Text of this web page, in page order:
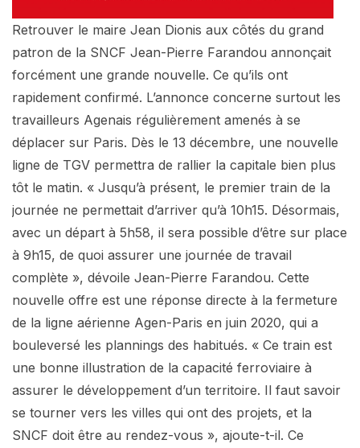
Retrouver le maire Jean Dionis aux côtés du grand
patron de la SNCF Jean-Pierre Farandou annonçait
forcément une grande nouvelle. Ce qu’ils ont
rapidement confirmé. L’annonce concerne surtout les
travailleurs Agenais régulièrement amenés à se
déplacer sur Paris. Dès le 13 décembre, une nouvelle
ligne de TGV permettra de rallier la capitale bien plus
tôt le matin. « Jusqu’à présent, le premier train de la
journée ne permettait d’arriver qu’à 10h15. Désormais,
avec un départ à 5h58, il sera possible d’être sur place
à 9h15, de quoi assurer une journée de travail
complète », dévoile Jean-Pierre Farandou. Cette
nouvelle offre est une réponse directe à la fermeture
de la ligne aérienne Agen-Paris en juin 2020, qui a
bouleversé les plannings des habitués. « Ce train est
une bonne illustration de la capacité ferroviaire à
assurer le développement d’un territoire. Il faut savoir
se tourner vers les villes qui ont des projets, et la
SNCF doit être au rendez-vous », ajoute-t-il. Ce